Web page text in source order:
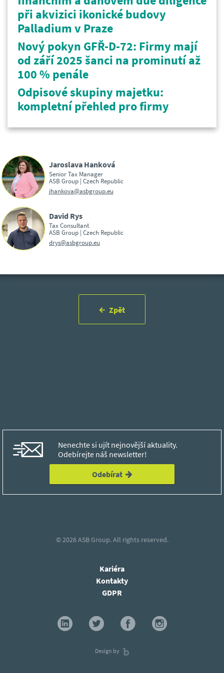
při akvizici ikonické budovy
Palladium v Praze
Nový pokyn GFŘ-D-72: Firmy mají
od září 2025 šanci na prominutí až
100 % penále
Odpisové skupiny majetku:
kompletní přehled pro firmy
Jaroslava Hanková
Senior Tax Manager
ASB Group | Czech Republic
jhankova@asbgroup.eu
David Rys
Tax Consultant
ASB Group | Czech Republic
drys@asbgroup.eu
Zpět
Nenechte si ujít nejnovější aktuality.
Odebírejte náš newsletter!
Odebírat
© 2026ASB Group.All rights reserved.
Kariéra
Kontakty
GDPR
Design by